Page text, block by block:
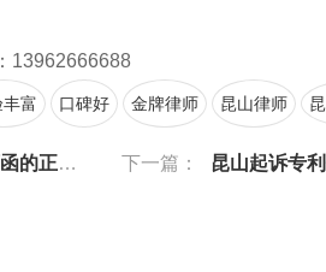
13962666688
富 口碑好 金牌律师 昆山律师
对策略 下一篇： 昆山起诉专利侵